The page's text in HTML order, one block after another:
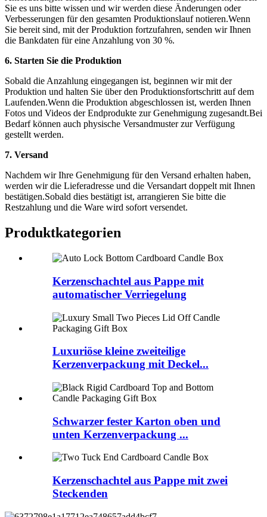
Sie es uns bitte wissen und wir werden diese Änderungen oder
Verbesserungen für den gesamten Produktionslauf notieren.Wenn
Sie bereit sind, mit der Produktion fortzufahren, senden wir Ihnen
die Bankdaten für eine Anzahlung von 30 %.
6. Starten Sie die Produktion
Sobald die Anzahlung eingegangen ist, beginnen wir mit der
Produktion und halten Sie über den Produktionsfortschritt auf dem
Laufenden.Wenn die Produktion abgeschlossen ist, werden Ihnen
Fotos und Videos der Endprodukte zur Genehmigung zugesandt.Bei
Bedarf können auch physische Versandmuster zur Verfügung
gestellt werden.
7. Versand
Nachdem wir Ihre Genehmigung für den Versand erhalten haben,
werden wir die Lieferadresse und die Versandart doppelt mit Ihnen
bestätigen.Sobald dies bestätigt ist, arrangieren Sie bitte die
Restzahlung und die Ware wird sofort versendet.
Produktkategorien
Kerzenschachtel aus Pappe mit
automatischer Verriegelung
Luxuriöse kleine zweiteilige
Kerzenverpackung mit Deckel...
Schwarzer fester Karton oben und
unten Kerzenverpackung ...
Kerzenschachtel aus Pappe mit zwei
Steckenden